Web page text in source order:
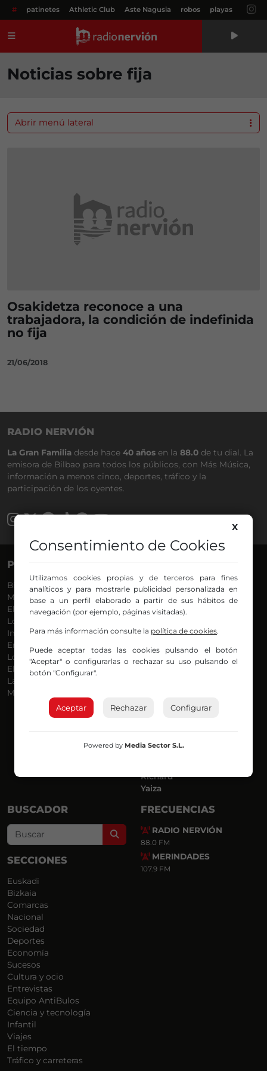
# patinetes Athletic Club Aste Nagusia robos playas
Noticias sobre fija
Osakidetza reconoce a una
trabajadora, la condición de indefinida
no fija
21/06/2018
Abrir menú lateral
RADIO NERVIÓN
La Gran Familia desde hace 40 años en la 88.0 de tu dial. La
emisora de Bilbao para todos los públicos, con Más Música,
información a menos cinco, deportes, tráfico y la
participación de los oyentes.
PROGRAMAS
Bilbosport
Más Música
El Madrugador
Lo Más Nuevo
Informativos
En Ruta
Locos por la Música
El Supermadrugador
La Mañana de Radio Nervión
Más Madrugada
VOCES
Agurtzane
Belén Ollero
Dani
Eva Argote
Iker
José Ignacio
Mar y Cielo
Richard
Yaiza
BUSCADOR
Search
SECCIONES
Euskadi
Bizkaia
Comarcas
Nacional
Sociedad
Deportes
Economía
Sucesos
Cultura y ocio
Entrevistas
Equipo AntiBulos
Ciencia y tecnología
Infantil
Viajes
El tiempo
Tráfico y carreteras
FRECUENCIAS
RADIO NERVIÓN
88.0 FM
MERINDADES
107.9 FM
X
Consentimiento de Cookies
Utilizamos cookies propias y de terceros para fines
analíticos y para mostrarle publicidad personalizada en
base a un perfil elaborado a partir de sus hábitos de
navegación (por ejemplo, páginas visitadas).
Para más información consulte la política de cookies.
Puede aceptar todas las cookies pulsando el botón
"Aceptar" o configurarlas o rechazar su uso pulsando el
botón "Configurar".
Aceptar Rechazar Configurar
Powered by Media Sector S.L.